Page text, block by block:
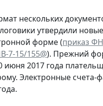
нескольких
утвердили
форме (приказ
7-15/155@). Прежний
июня 2017 года
Электронные счета-